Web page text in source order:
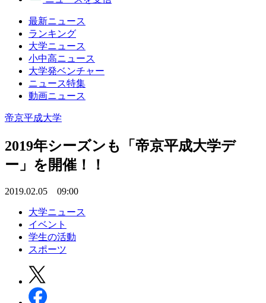
最新ニュース
ランキング
大学ニュース
小中高ニュース
大学発ベンチャー
ニュース特集
動画ニュース
帝京平成大学
2019年シーズンも「帝京平成大学デ
ー」を開催！！
2019.02.05 09:00
大学ニュース
イベント
学生の活動
スポーツ